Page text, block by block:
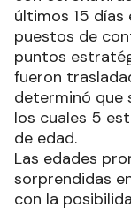
últimos 15 días
puestos de
puntos
fueron
determinó que
los cuales 5
de edad.
Las edades
sorprendidas
con la